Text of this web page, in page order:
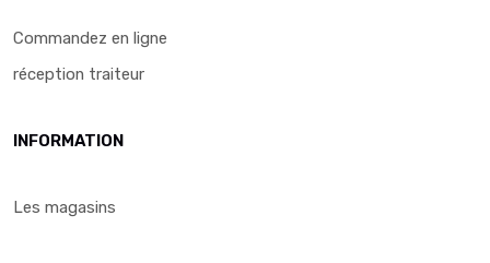
Commandez en ligne
réception traiteur
INFORMATION
Les magasins